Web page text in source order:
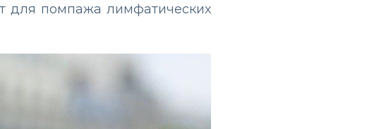
для помпажа лимфатических